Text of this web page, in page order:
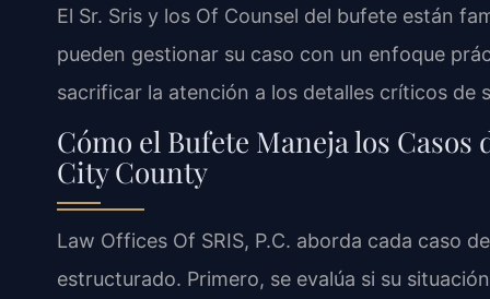
El Sr. Sris y los Of Counsel del bufete están
pueden gestionar su caso con un enfoque
sacrificar la atención a los detalles críticos de
Cómo el Bufete Maneja los
City County
Law Offices Of SRIS, P.C. aborda cada caso
estructurado. Primero, se evalúa si su